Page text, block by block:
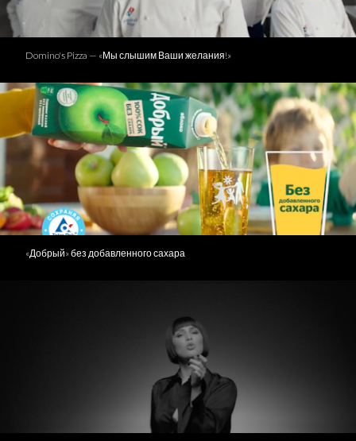
Domino's Pizza — «Мы слышим Ваши желания!»
«Добрый» без добавленного сахара